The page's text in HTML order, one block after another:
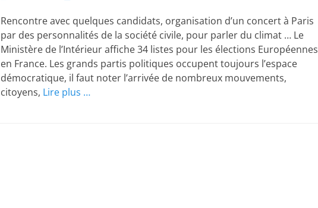
Rencontre avec quelques candidats, organisation d’un concert à Paris
par des personnalités de la société civile, pour parler du climat … Le
Ministère de l’Intérieur affiche 34 listes pour les élections Européennes
en France. Les grands partis politiques occupent toujours l’espace
démocratique, il faut noter l’arrivée de nombreux mouvements,
citoyens, Lire plus …